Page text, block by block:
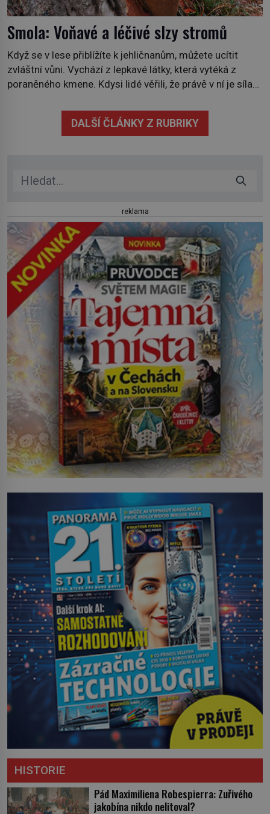
Smola: Voňavé a léčivé slzy stromů
Když se v lese přiblížíte k jehličnanům, můžete ucítit
zvláštní vůni. Vychází z lepkavé látky, která vytéká z
poraněného kmene. Kdysi lidé věřili, že právě v ní je síla
lidstvo pracovalo. Chrání strom před infekcí, hmyzem a
vysycháním. Dá se říct, že je to přírodní […]
DALŠÍ ČLÁNKY Z RUBRIKY
reklama
HISTORIE
Pád Maximiliena Robespierra: Zuřivého
jakobína nikdo nelitoval?